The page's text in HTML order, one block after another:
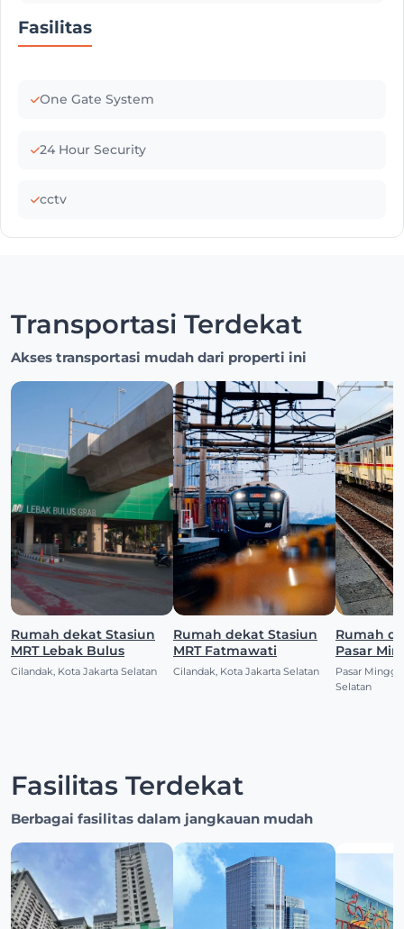
Fasilitas
One Gate System
24 Hour Security
cctv
Transportasi Terdekat
Akses transportasi mudah dari properti ini
Rumah dekat Stasiun
MRT Lebak Bulus
Cilandak, Kota Jakarta Selatan
Rumah dekat Stasiun
MRT Fatmawati
Cilandak, Kota Jakarta Selatan
Rumah dekat
Pasar
Pasar
Selatan
Fasilitas Terdekat
Berbagai fasilitas dalam jangkauan mudah